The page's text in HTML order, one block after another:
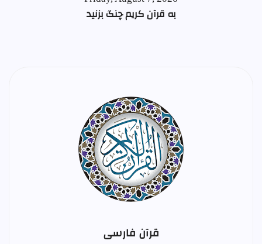
به قرآن کریم چنگ بزنید
قرآن فارسی